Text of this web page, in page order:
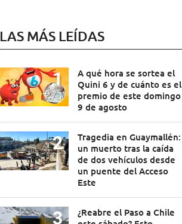
LAS MÁS LEÍDAS
A qué hora se sortea el
Quini 6 y de cuánto es el
premio de este domingo
9 de agosto
Tragedia en Guaymallén:
un muerto tras la caída
de dos vehículos desde
un puente del Acceso
Este
¿Reabre el Paso a Chile